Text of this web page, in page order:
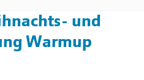
und
Warmup